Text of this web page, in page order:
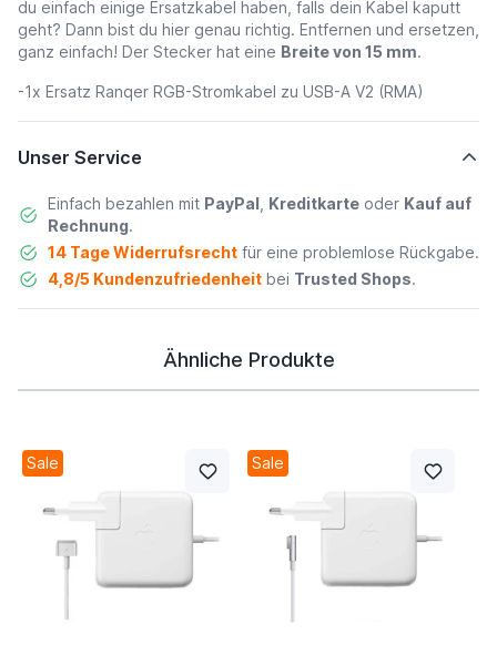
du einfach einige Ersatzkabel haben, falls dein Kabel kaputt
geht? Dann bist du hier genau richtig. Entfernen und ersetzen,
ganz einfach! Der Stecker hat eine Breite von 15 mm.
-1x Ersatz Ranqer RGB-Stromkabel zu USB-A V2 (RMA)
Unser Service
Einfach bezahlen mit PayPal Kreditkarteoder Kauf auf
Rechnung.
14 Tage Widerrufsrechtfür eine problemlose Rückgabe.
4,8/5 Kundenzufriedenheitbei Trusted Shops.
Ähnliche Produkte
Sale Sale